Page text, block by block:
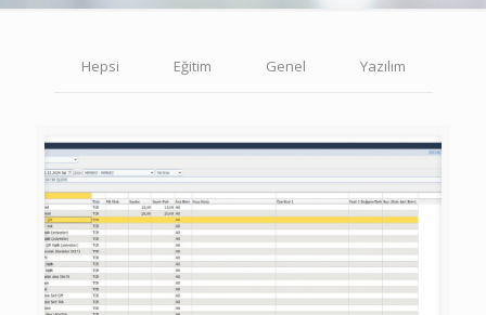
Hepsi Eğitim Genel Yazılım